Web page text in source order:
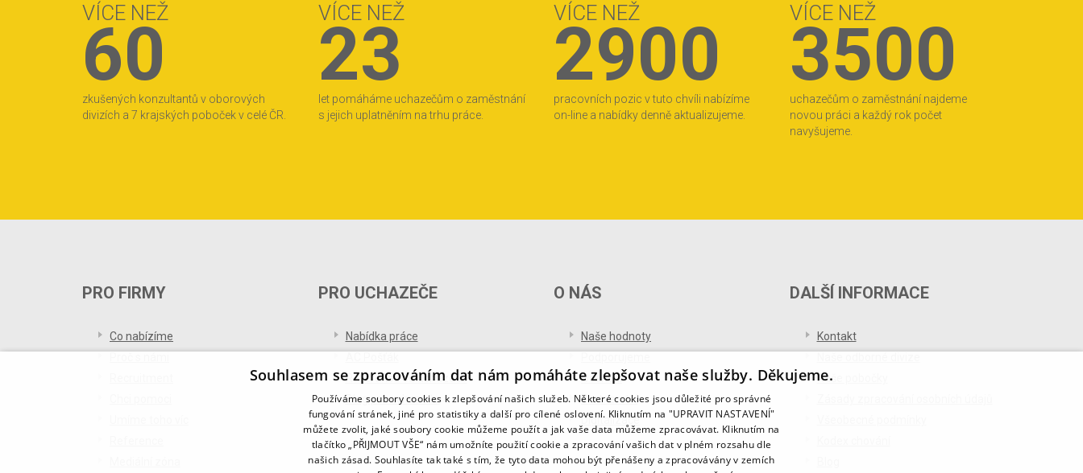
VÍCE NEŽ
60
zkušených konzultantů v oborových
divizích a 7 krajských poboček v celé ČR.
VÍCE NEŽ
23
let pomáháme uchazečům o zaměstnání
s jejich uplatněním na trhu práce.
VÍCE NEŽ
2900
pracovních pozic v tuto chvíli nabízíme
on-line a nabídky denně aktualizujeme.
VÍCE NEŽ
3500
uchazečům o zaměstnání najdeme
novou práci a každý rok počet
navyšujeme.
PRO FIRMY
Co nabízíme
PRO UCHAZEČE
Nabídka práce
Reference od uchazečů
Blog pro uchazeče
O NÁS
Naše hodnoty
Ocenění
Partnerství
Digitalizace
DALŠÍ INFORMACE
Kontakt
Naše pobočky
Souhlasem se zpracováním dat nám pomáháte zlepšovat naše služby. Děkujeme.
Používáme soubory cookies k zlepšování našich služeb. Některé cookies jsou důležité pro správné
fungování stránek, jiné pro statistiky a další pro cílené oslovení. Kliknutím na "UPRAVIT NASTAVENÍ"
můžete zvolit, jaké soubory cookie můžeme použít a jak vaše data můžeme zpracovávat. Kliknutím na
tlačítko „PŘIJMOUT VŠE“ nám umožníte použití cookie a zpracování vašich dat v plném rozsahu dle
našich zásad. Souhlasíte tak také s tím, že tyto data mohou být přenášeny a zpracovávány v zemích